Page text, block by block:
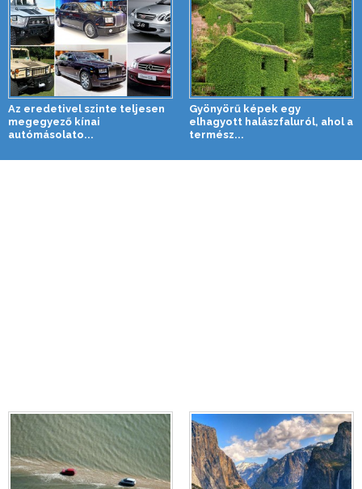
Az eredetivel szinte teljesen
megegyező kínai
autómásolato...
Gyönyörű képek egy
elhagyott halászfaluról, ahol a
termész...